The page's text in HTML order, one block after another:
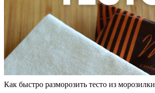
Как быстро разморозить тесто из морозилки